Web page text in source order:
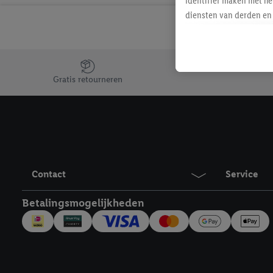
Jouw voordelen bij ons als Lidl webshop klant
Gratis retourneren
Contact Service
Betalingsmogelijkheden
diensten van derden
Als je hiervoor
eerder interesse hebt
maar het niet te
mailadres en met
Onder "Aanpassen"
Door te klikken op
technieken worden
inclusief over de
trekken, vind je in onze
over de cookies die